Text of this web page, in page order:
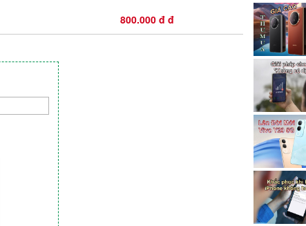
800.000 đ đ